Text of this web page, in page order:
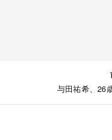
与田祐希、26